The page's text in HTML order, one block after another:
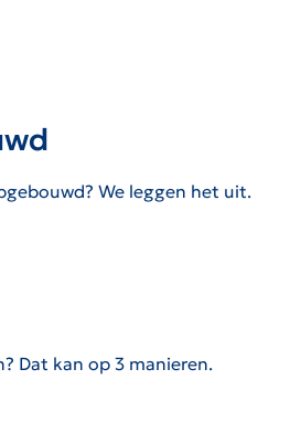
We leggen het uit.
Dat kan op 3 manieren.